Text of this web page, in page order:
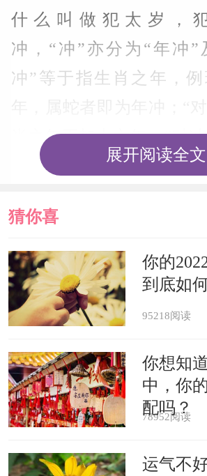
什么叫做犯太岁，
冲，“冲”亦分为“年冲”
冲”等于指生肖之年，
肖之年再加上六年，“对冲
即子午冲、丑未冲、寅申
与亥为相冲，因此肖猪的
年，便是“对冲”,犯了太
冲”或“对冲”的生肖，都
岁，才会诸事顺吉什么叫
年所属生肖相差三年，便
流年太岁“偏冲”古语有
坐，无喜恐有祸例如蛇
岁，肖猪为冲太岁，而肖
展开阅读全文
猜你喜
欢
你的
到底如
95218阅读
你想知
中，你
配吗？
78952阅读
运气不